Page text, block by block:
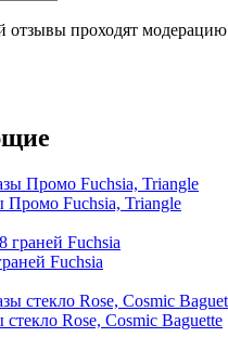
отзывы проходят модерацию
Fuchsia, Triangle
Fuchsia
Rose, Cosmic Baguette